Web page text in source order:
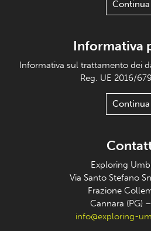
Continua
Informativa
Informativa sul trattamento dei
Reg. UE 2016/
Continua
Exploring
Via Santo Stefano
Frazione
Cannara (PG)
info@exploring-